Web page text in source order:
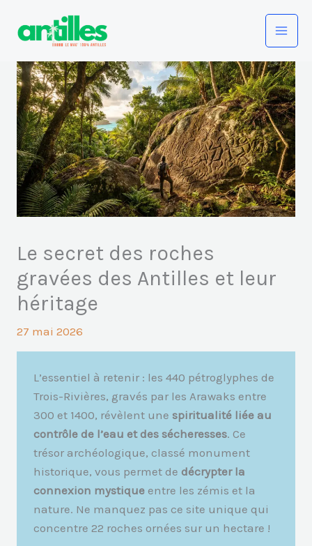
Le secret des roches
gravées des Antilles et leur
héritage
27 mai 2026
L’essentiel à retenir : les 440 pétroglyphes de
Trois-Rivières, gravés par les Arawaks entre
300 et 1400, révèlent une spiritualité liée au
contrôle de l’eau et des sécheresses. Ce
trésor archéologique, classé monument
historique, vous permet de décrypter la
connexion mystique entre les zémis et la
nature. Ne manquez pas ce site unique qui
concentre 22 roches ornées sur un hectare !